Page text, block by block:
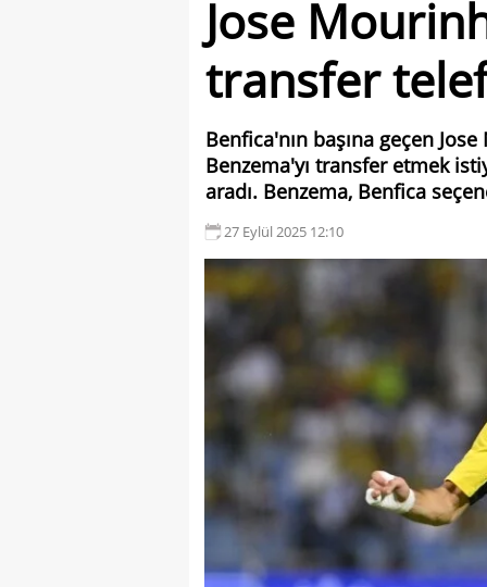
Jose
transfer
Benfica'nın başına geçen
Benzema'yı transfer etmek
aradı. Benzema, Benfica
27 Eylül 2025 12:10